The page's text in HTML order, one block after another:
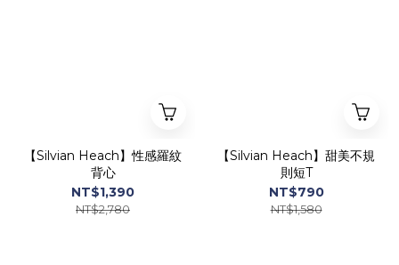
【Silvian Heach】性感羅紋
背心
NT$1,390
NT$2,780
【Silvian Heach】甜美不規
則短T
NT$790
NT$1,580